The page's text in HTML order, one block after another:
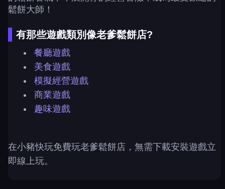
鬆餅大師！
有那些遊戲類別像老爹鬆餅店?
餐廳遊戲
美食遊戲
模擬經營遊戲
商業遊戲
趣味遊戲
在小豬快玩免費玩老爹鬆餅店，無需下載安裝遊戲立
即線上玩。